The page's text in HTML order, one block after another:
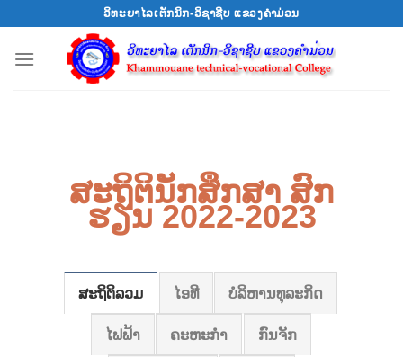
content
ວິທະຍາໄລເຕັກນິກ-ວິຊາຊີບ ແຂວງຄຳມ່ວນ
ສະຖິຕິນັກສຶກສາ ສົກ
ຮຽນ 2022-2023
ສະຖິຕິລວມ ໄອທີ ບໍລິຫານທຸລະກິດ
ໄຟຟ້າ ຄະຫະກຳ ກົນຈັກ